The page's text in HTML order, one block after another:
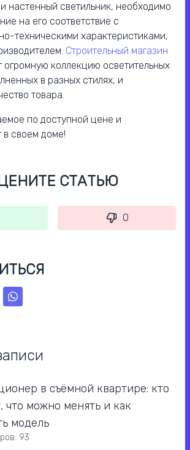
настенный светильник, необходимо
на его соответствие с
техническими характеристиками,
Строительный магазин
огромную коллекцию осветительных
в разных стилях, и
товара.
по доступной цене и
в своем доме!
СТАТЬЮ
0
в съёмной квартире: кто
что можно менять и как
модель
93